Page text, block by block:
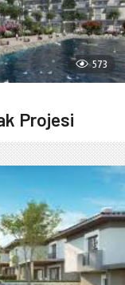
573
Projesi